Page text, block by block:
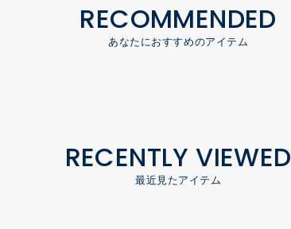
RECOMMENDED
あなたにおすすめのアイテム
RECENTLY VIEWED
最近見たアイテム